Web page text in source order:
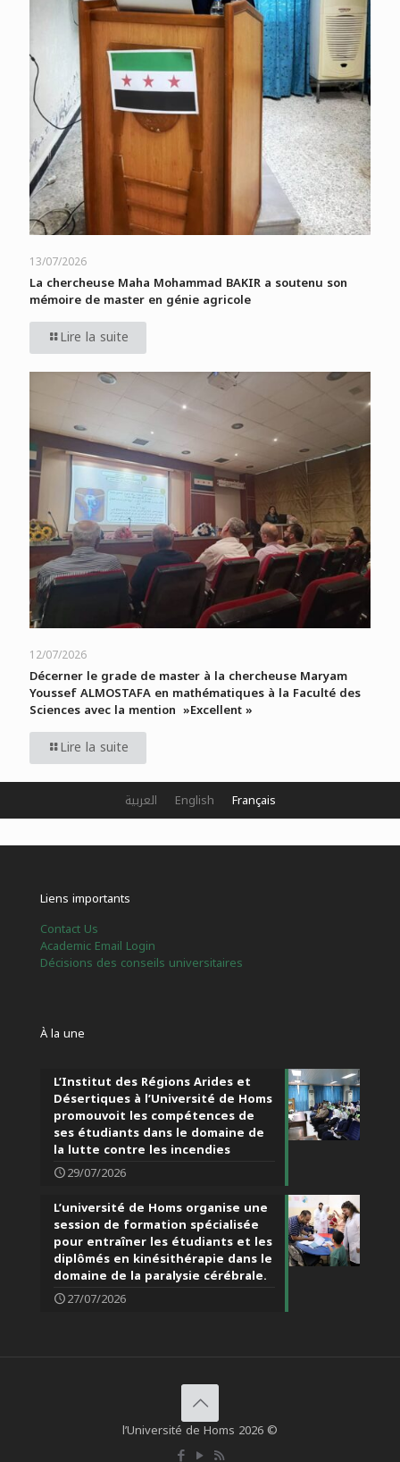
13/07/2026
La chercheuse Maha Mohammad BAKIR a soutenu son
mémoire de master en génie agricole
Lire la suite
12/07/2026
Décerner le grade de master à la chercheuse Maryam
Youssef ALMOSTAFA en mathématiques à la Faculté des
Sciences avec la mention »Excellent »
Lire la suite
Liens importants
Contact Us
Academic Email Login
Décisions des conseils universitaires
À la une
L’Institut des Régions Arides et
Désertiques à l’Université de Homs
promouvoit les compétences de
ses étudiants dans le domaine de
la lutte contre les incendies
29/07/2026
L’université de Homs organise une
session de formation spécialisée
pour entraîner les étudiants et les
diplômés en kinésithérapie dans le
domaine de la paralysie cérébrale.
27/07/2026
l’Université de Homs 2026 ©
العربية English Français